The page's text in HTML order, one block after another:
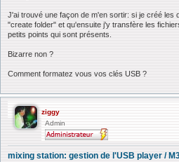
J'ai trouvé une façon de m'en sortir: si je créé les
"create folder" et qu'ensuite j'y transfère les
petits points qui sont présents.
Bizarre non ?
Comment formatez vous vos clés USB ?
ziggy
Admin
mixing station: gestion de l'USB player /